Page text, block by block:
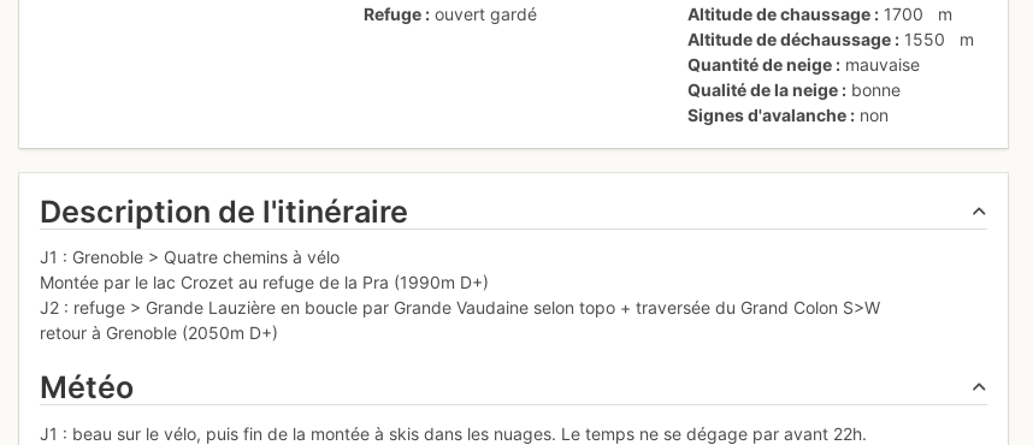
Refuge
ouvert gardé
Altitude de chaussage
1700
m
Altitude de déchaussage
1550
m
Quantité de neige
mauvaise
Qualité de la neige
bonne
Signes d'avalanche
non
Description de l'itinéraire
J1 : Grenoble > Quatre chemins à vélo
Montée par le lac Crozet au refuge de la Pra (1990m D+)
J2 : refuge > Grande Lauzière en boucle par Grande Vaudaine selon topo + traversée du Grand Colon S>W
retour à Grenoble (2050m D+)
Météo
J1 : beau sur le vélo, puis fin de la montée à skis dans les nuages. Le temps ne se dégage par avant 22h.